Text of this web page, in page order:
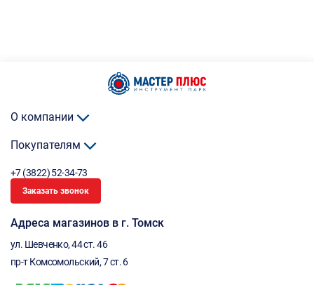
О компании
Покупателям
+7 (3822) 52-34-73
Заказать звонок
Адреса магазинов в г. Томск
ул. Шевченко, 44 ст. 46
пр-т Комсомольский, 7 ст. 6